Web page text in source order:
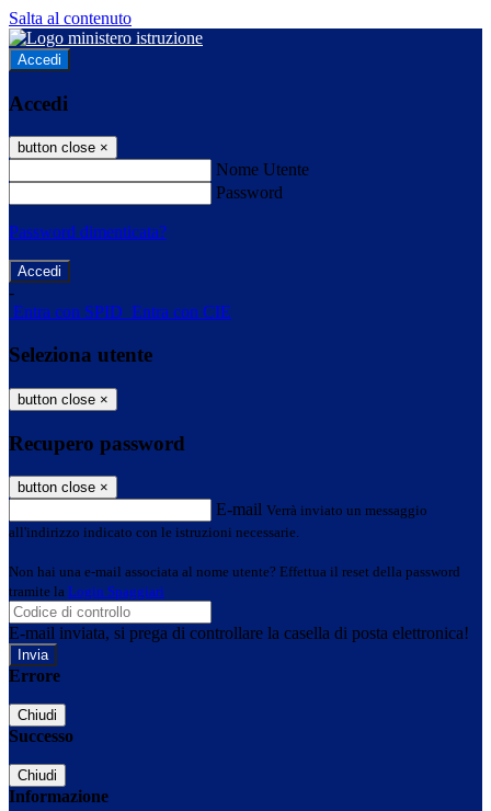
Salta al contenuto
Accedi
Accedi
button close ×
Nome Utente
Password
Password dimenticata?
-
Entra con SPID Entra con CIE
Seleziona utente
button close ×
Recupero password
button close ×
E-mail Verrà inviato un messaggio
all'indirizzo indicato con le istruzioni necessarie.
Non hai una e-mail associata al nome utente? Effettua il reset della password
tramite la Login Spaggiari
E-mail inviata, si prega di controllare la casella di posta elettronica!
Errore
Chiudi
Successo
Chiudi
Informazione